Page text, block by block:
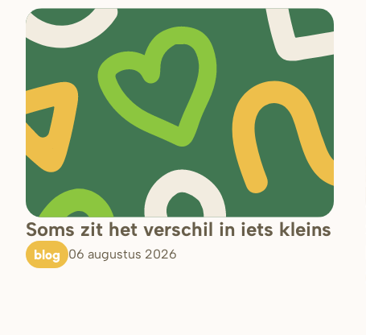
Soms zit het verschil in iets kleins
blog 06 augustus 2026